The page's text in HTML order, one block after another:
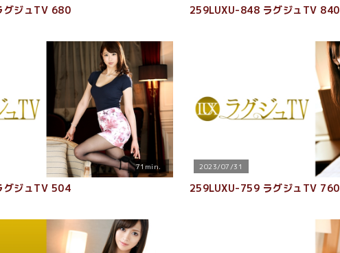
ジュTV 680 259LUXU-848 ラグジュTV 840
71min.
ジュTV 504
2023/07/31
259LUXU-759 ラグジュTV 760